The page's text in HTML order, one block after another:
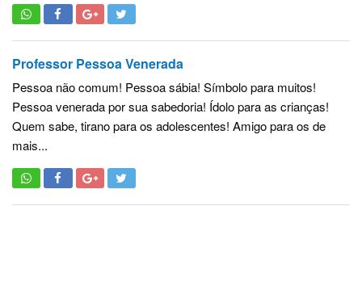
Professor Pessoa Venerada
Pessoa não comum! Pessoa sábia! Símbolo para muitos!
Pessoa venerada por sua sabedoria! Ídolo para as crianças!
Quem sabe, tirano para os adolescentes! Amigo para os de
mais...